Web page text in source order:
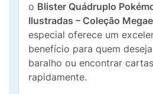
o Blister Quádruplo
Ilustradas – Coleção
especial oferece um
benefício para quem
baralho ou encontrar
rapidamente.